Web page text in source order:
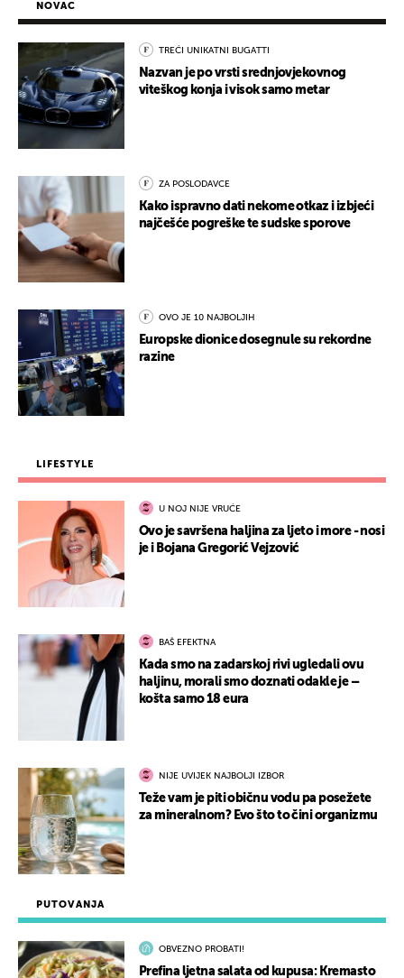
PUTOVANJA
OBVEZNO PROBATI!
Prefina ljetna salata od kupusa: Kremasto
NOVAC
TREĆI UNIKATNI BUGATTI
Nazvan je po vrsti srednjovjekovnog
viteškog konja i visok samo metar
ZA POSLODAVCE
Kako ispravno dati nekome otkaz i izbjeći
najčešće pogreške te sudske sporove
OVO JE 10 NAJBOLJIH
Europske dionice dosegnule su rekordne
razine
LIFESTYLE
U NOJ NIJE VRUĆE
Ovo je savršena haljina za ljeto i more - nosi
je i Bojana Gregorić Vejzović
BAŠ EFEKTNA
Kada smo na zadarskoj rivi ugledali ovu
haljinu, morali smo doznati odakle je –
košta samo 18 eura
NIJE UVIJEK NAJBOLJI IZBOR
Teže vam je piti običnu vodu pa posežete
za mineralnom? Evo što to čini organizmu